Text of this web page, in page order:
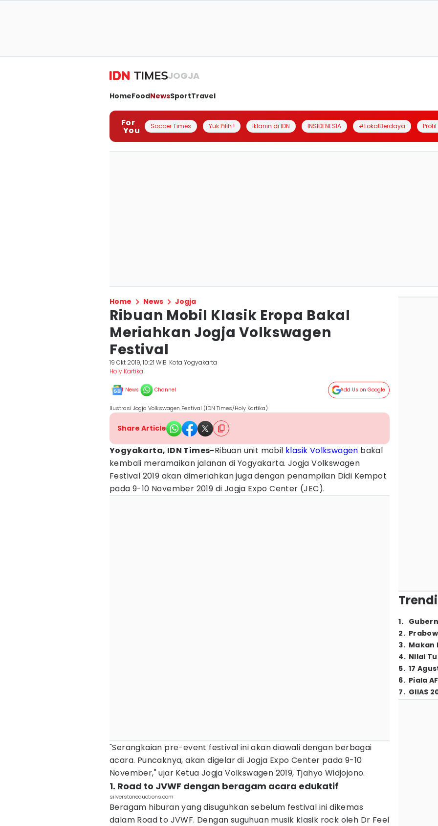
JOGJA
HomeFoodNewsSportTravel
For
You Soccer Times Yuk Pilih ! Iklanin di IDN INSIDENESIA #LokalBerdaya
Home News Jogja
Ribuan Mobil Klasik Eropa Bakal
Meriahkan Jogja Volkswagen
Festival
19 Okt 2019, 10:21 WIB Kota Yogyakarta
Holy Kartika
News Channel Add Us on Google
Ilustrasi Jogja Volkswagen Festival (IDN Times/Holy Kartika)
Share Article
Yogyakarta, IDN Times-Ribuan unit mobil klasik Volkswagen bakal
kembali meramaikan jalanan di Yogyakarta. Jogja Volkswagen
Festival 2019 akan dimeriahkan juga dengan penampilan Didi Kempot
pada 9-10 November 2019 di Jogja Expo Center (JEC).
"Serangkaian pre-event festival ini akan diawali dengan berbagai
acara. Puncaknya, akan digelar di Jogja Expo Center pada 9-10
November," ujar Ketua Jogja Volkswagen 2019, Tjahyo Widjojono.
1. Road to JVWF dengan beragam acara edukatif
silverstoneauctions.com
Beragam hiburan yang disuguhkan sebelum festival ini dikemas
dalam Road to JVWF. Dengan suguhuan musik klasik rock oleh Dr Feel
1.
2.
3. Makan
4. Nilai
5. 17
6. Piala
7. GIIAS